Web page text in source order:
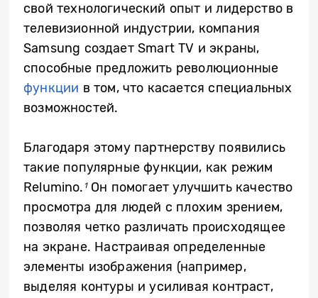
свой технологический опыт и лидерство в
телевизионной индустрии, компания
Samsung создаетSmart TV и экраны,
способные предложить революционные
функции в том, что касается специальных
возможностей.
Благодаря этому партнерству появились
такие популярные функции, как режим
Relumino. 1Он помогает улучшить качество
просмотра для людей с плохим зрением,
позволяя четко различать происходящее
на экране. Настраивая определенные
элементы изображения (например,
выделяя контуры и усиливая контраст,